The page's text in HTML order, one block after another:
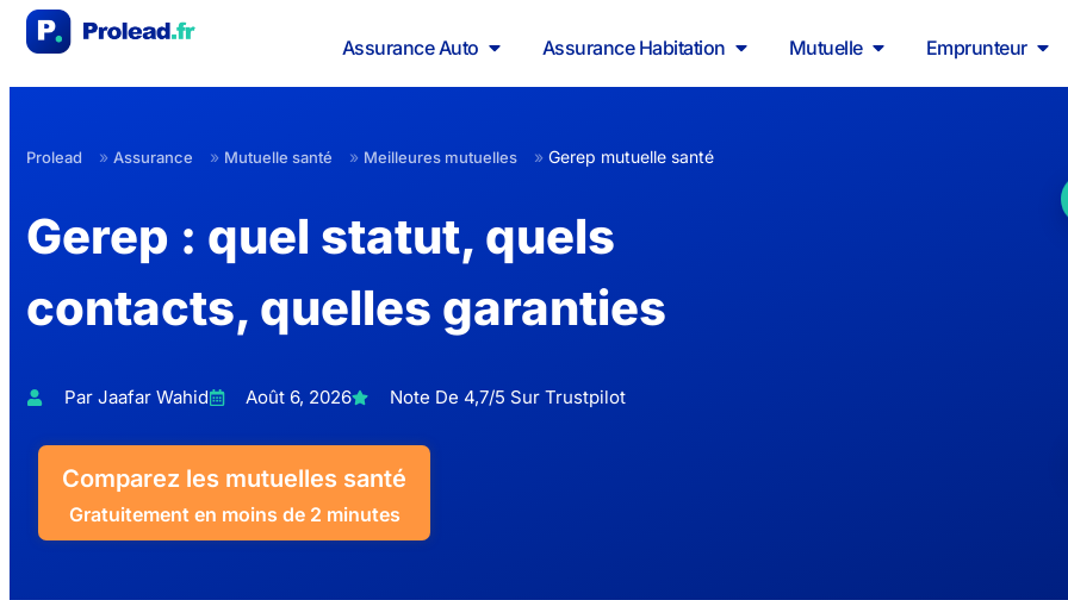
Assurance Auto Assurance Habitation Mutuelle Emprunteur
Prolead » Assurance » Mutuelle santé » Meilleures mutuelles » Gerep mutuelle santé
Gerep : quel statut, quels
contacts, quelles garanties
Par Jaafar Wahid Août 6, 2026 Note De 4,7/5 Sur Trustpilot
Comparez les mutuelles santé
Gratuitement en moins de 2 minutes